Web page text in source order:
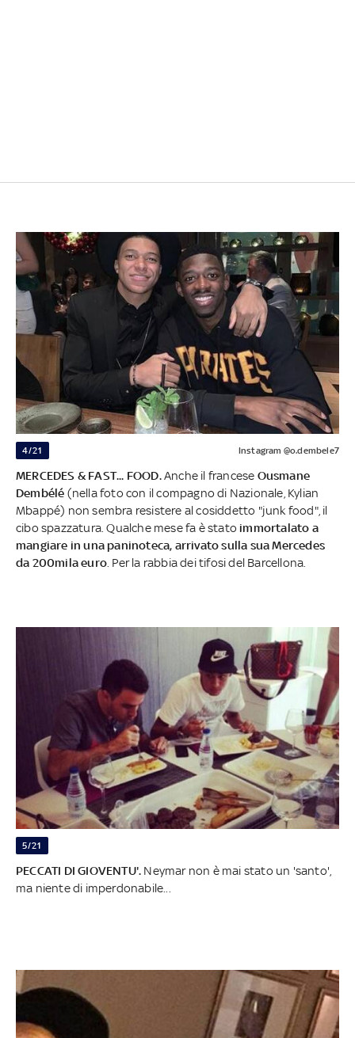
4/21 Instagram @o.dembele7
MERCEDES & FAST... FOOD.Anche il francese Ousmane
Dembélé (nella foto con il compagno di Nazionale, Kylian
Mbappé) non sembra resistere al cosiddetto "junk food", il
cibo spazzatura. Qualche mese fa è stato immortalato a
mangiare in una paninoteca, arrivato sulla sua Mercedes
da 200mila euro . Per la rabbia dei tifosi del Barcellona.
5/21
PECCATI DI GIOVENTU'. Neymar non è mai stato un 'santo',
ma niente di imperdonabile...